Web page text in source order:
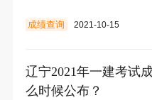
成绩查询 2021-10-15
辽宁2021年一建考试
么时候公布？